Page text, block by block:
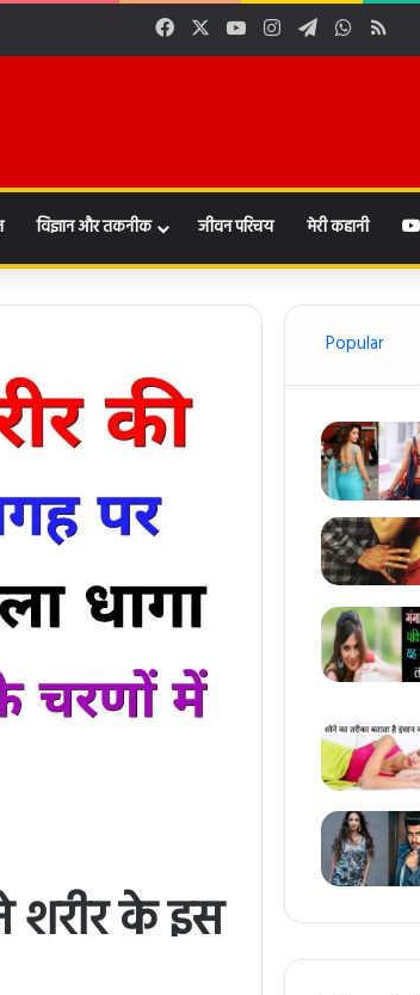
FacebookYouTubeInstagramTelegram
विज्ञान और तकनीक जीवन परिचय मेरी कहानी
के इस
Popular